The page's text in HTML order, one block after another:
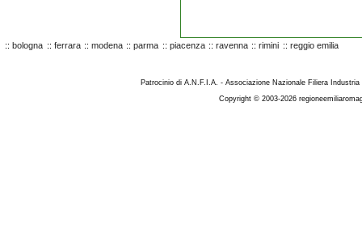
:: bologna :: ferrara :: modena :: parma :: piacenza :: ravenna :: rimini :: reggio emilia
Patrocinio di A.N.F.I.A. - Associazione Nazionale Filiera
Copyright © 2003-2026